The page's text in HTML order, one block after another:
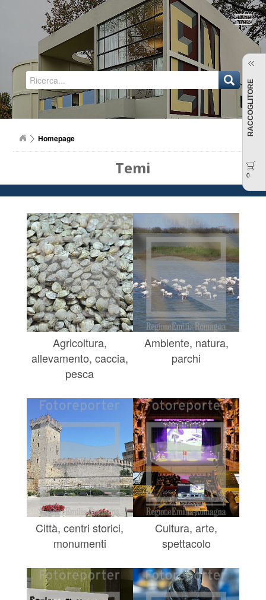
Regione Emilia-Romagna
Homepage
Temi
Agricoltura,
allevamento, caccia,
pesca
Ambiente, natura,
parchi
Città, centri storici,
monumenti
Cultura, arte,
spettacolo
RACCOGLITORE
0